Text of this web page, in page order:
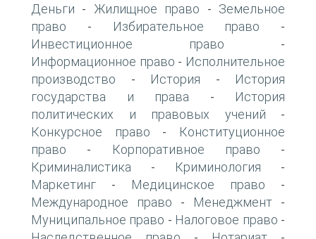
Деньги - Жилищное право - Земельное
право - Избирательное право -
Инвестиционное право -
Информационное право - Исполнительное
производство - История -
История
государства и права -
История
политических и правовых учений -
Конкурсное право -
Конституционное
право - Корпоративное право -
Криминалистика - Криминология -
Маркетинг - Медицинское право -
Международное право - Менеджмент -
Муниципальное право - Налоговое право -